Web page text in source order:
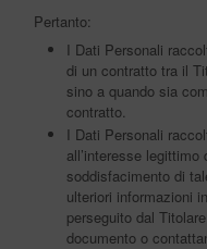
Pertanto:
I Dati Personali
di un contratto tra il
sino a quando sia
contratto.
I Dati Personali
all’interesse
soddisfacimento di
ulteriori informazioni
perseguito dal
documento o